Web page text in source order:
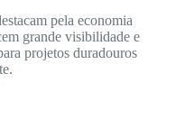
pela economia
grande visibilidade e
projetos duradouros